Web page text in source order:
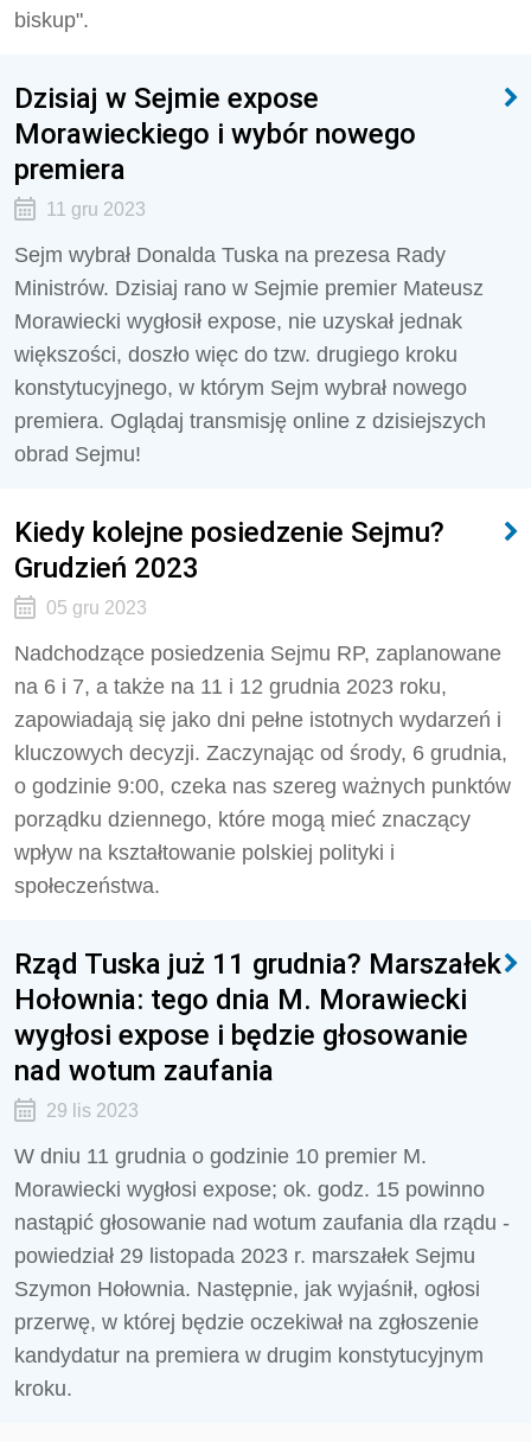
biskup".
Dzisiaj w Sejmie expose
Morawieckiego i wybór nowego
premiera
11 gru 2023
Sejm wybrał Donalda Tuska na prezesa Rady
Ministrów. Dzisiaj rano w Sejmie premier Mateusz
Morawiecki wygłosił expose, nie uzyskał jednak
większości, doszło więc do tzw. drugiego kroku
konstytucyjnego, w którym Sejm wybrał nowego
premiera. Oglądaj transmisję online z dzisiejszych
obrad Sejmu!
Kiedy kolejne posiedzenie Sejmu?
Grudzień 2023
05 gru 2023
Nadchodzące posiedzenia Sejmu RP, zaplanowane
na 6 i 7, a także na 11 i 12 grudnia 2023 roku,
zapowiadają się jako dni pełne istotnych wydarzeń i
kluczowych decyzji. Zaczynając od środy, 6 grudnia,
o godzinie 9:00, czeka nas szereg ważnych punktów
porządku dziennego, które mogą mieć znaczący
wpływ na kształtowanie polskiej polityki i
społeczeństwa.
Rząd Tuska już 11 grudnia? Marszałek
Hołownia: tego dnia M. Morawiecki
wygłosi expose i będzie głosowanie
nad wotum zaufania
29 lis 2023
W dniu 11 grudnia o godzinie 10 premier M.
Morawiecki wygłosi expose; ok. godz. 15 powinno
nastąpić głosowanie nad wotum zaufania dla rządu -
powiedział 29 listopada 2023 r. marszałek Sejmu
Szymon Hołownia. Następnie, jak wyjaśnił, ogłosi
przerwę, w której będzie oczekiwał na zgłoszenie
kandydatur na premiera w drugim konstytucyjnym
kroku.